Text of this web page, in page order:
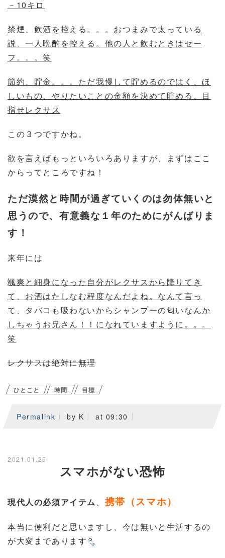
－10キロ
禁煙、飲酒を控える。。。おつまみで太っている
説、一人晩酌を控える。他の人と飲むときはセー
フ。。。笑
節約、貯金。。。ただ我慢して貯めるのではく、ほ
しいもの、やりたいことの金額を決めて貯める、目
指せレクサス
この３つですかね。
欲を言えばもっといろいろありますが、まずはここ
からってところですね！
ただ漠然と時間が過ぎていくのは勿体無いと
思うので、有意義な１年のためにがんばりま
す！
来年には
颯爽と細身になった自分がレクサスから降りてき
て、お酒はたしなむ程度なんだよね。なんて言っ
て、タバコも吸わないからシャンプーの匂いなんか
しちゃうお兄さん！！になれていますように。。。
笑
レクサスは絶対に無理
ひとこと 時間 目標
Permalink by K at 09:30
2021.01.25
スマホがない恐怖
現代人の必須アイテム、 携帯（スマホ）
本当に便利だと思いますし、今は無いと生活するの
が大変まであります